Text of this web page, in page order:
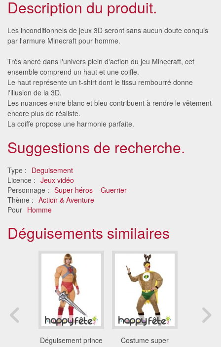
Description du produit.
Les inconditionnels de jeux 3D seront sans aucun doute conquis
par l'armure Minecraft pour homme.
Très ancré dans l'univers plein d'action du jeu Minecraft, cet
ensemble comprend un haut et une coiffe.
Le haut représente un t-shirt dont le tissu rembourré donne
l'illusion de la 3D.
Les nuances entre blanc et bleu contribuent à rendre le vêtement
encore plus de réaliste.
La coiffe propose une harmonie parfaite.
Suggestions de recherche.
Type : Deguisement
Licence : Jeux vidéo
Personnage : Super héros
Guerrier
Thème : Action & Aventure
Pour Homme
Déguisements similaires
Déguisement prince
Costume super